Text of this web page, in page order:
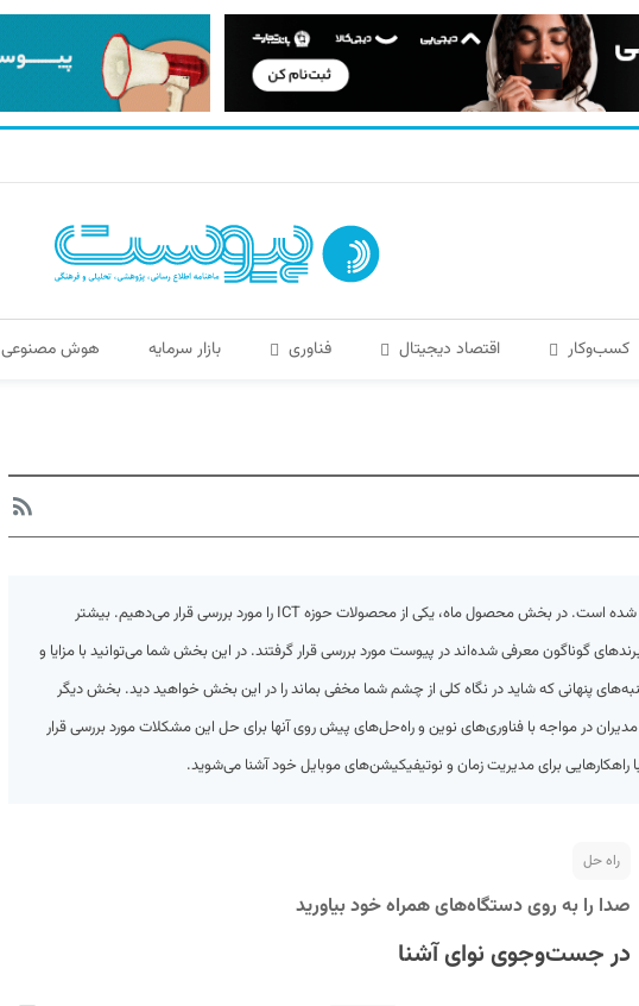
کسب‌و‌کار اقتصاد دیجیتال فناوری بازار سرمایه هوش مصنوعی
راه حل از دو بخش محصول ماه و میزکار تشکیل شده است. در بخش محصول ماه، یکی از محصولات حوزه ICT را مورد بررسی قرار می‌دهیم. بیشتر
گوناگون معرفی شده‌اند در پیوست مورد بررسی قرار گرفتند. در این بخش شما می‌توانید با مزایا و
پنهانی که شاید در نگاه کلی از چشم شما مخفی بماند را در این بخش خواهید دید. بخش دیگر
مدیران در مواجه با فناوری‌های نوین و راه‌حل‌های پیش روی آنها برای حل این مشکلات مورد بررسی قرار
برای مدیریت زمان و نوتیفیکیشن‌های موبایل خود آشنا می‌شوید.
راه حل
صدا را به روی دستگاه‌های همراه خود بیاورید
در جست‌وجوی نوای آشنا